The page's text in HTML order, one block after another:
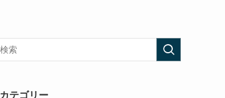
カテゴリー